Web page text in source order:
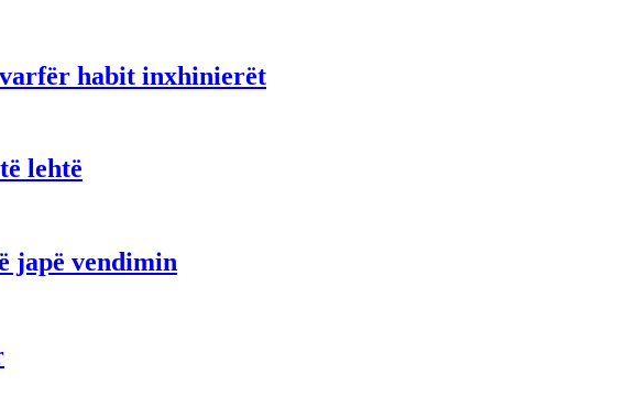
habit inxhinierët
lehtë
japë vendimin